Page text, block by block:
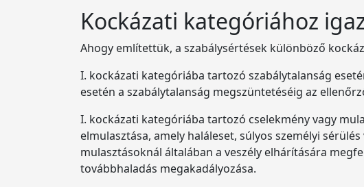
Kockázati kategóriához
Ahogy említettük, a szabálysértések különböző
I. kockázati kategóriába tartozó szabálytalanság
esetén a szabálytalanság megszüntetéséig az
I. kockázati kategóriába tartozó cselekmény vagy
elmulasztása, amely haláleset, súlyos személyi
mulasztásoknál általában a veszély elhárítására
továbbhaladás megakadályozása.